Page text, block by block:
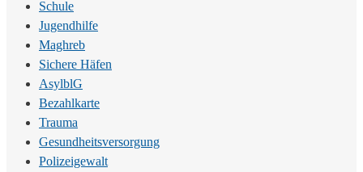
Schule
Jugendhilfe
Maghreb
Sichere Häfen
AsylblG
Bezahlkarte
Trauma
Gesundheitsversorgung
Polizeigewalt